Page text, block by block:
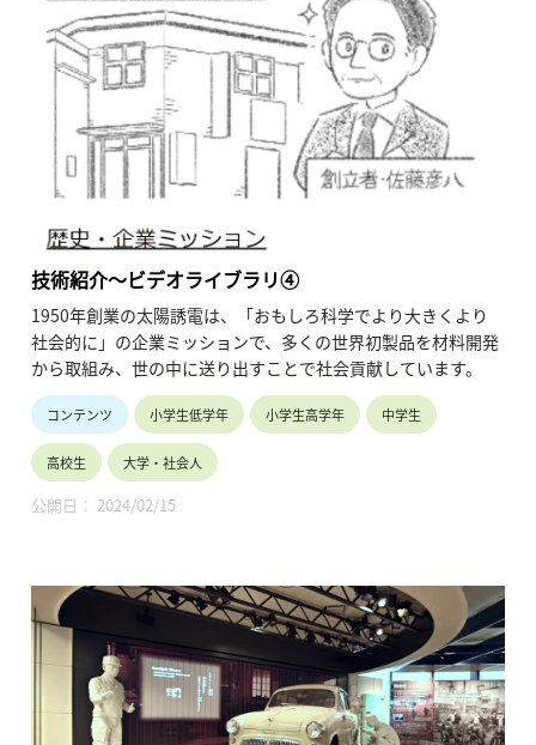
・講師名、講師所属：藤田 香織、東京工学系研究科
※所属・役職は登壇当時のものです。
・動画の長さ：1:21:30
・シリーズ名：2020年度開講 歴史的建築工学
技術紹介～ビデオライブラリ④
1950年創業の太陽誘電は、「おもしろ科学でより大きくより
社会的に」の企業ミッションで、多くの世界初製品を材料開発
から取組み、世の中に送り出すことで社会貢献しています。
コンテンツ 小学生低学年 小学生高学年 中学生
高校生 大学・社会人
公開日： 2024/02/15